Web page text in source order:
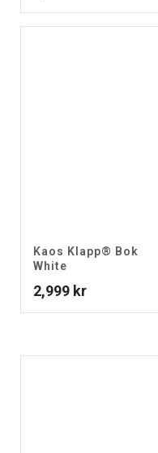
Kaos Klapp® Bok
White
2,999 kr